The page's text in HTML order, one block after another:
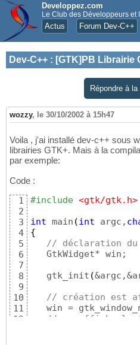
Developpez.com
Le Club des Développeurs et
Actus Forum Dev-C++
Dev-C++ : [GTK]PB Librairie
Répondre à
wozzy, le 30/10/2002 à 15h47
Voila , j'ai installé dev-c++ sous
librairies GTK+. Mais à la
par exemple:
Code :
1
2
3
4
5
6
7
8
9
10
11
12
#include <gtk/gtk.h>
int main (int argc,
{
// déclaration du
   GtkWidget* win;
   gtk_init
(
// création est
win =
// on affiche la